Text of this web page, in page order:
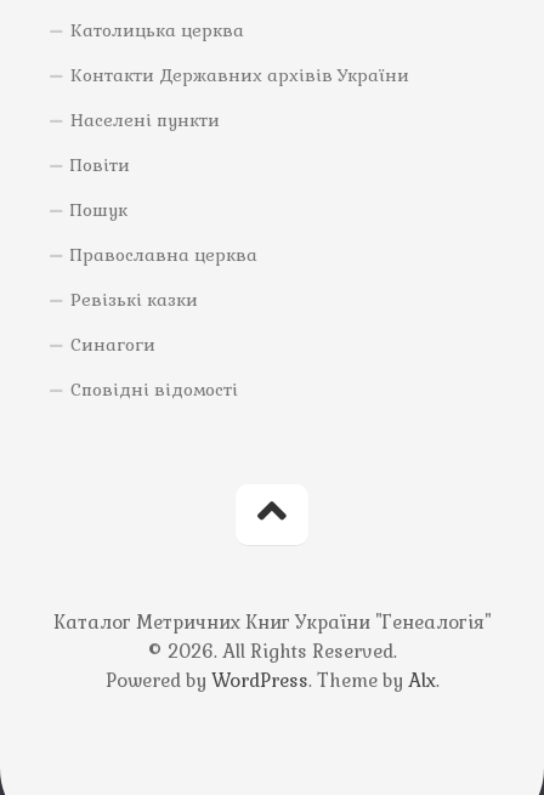
Католицька церква
Контакти Державних архівів України
Населені пункти
Повіти
Пошук
Православна церква
Ревізькі казки
Синагоги
Сповідні відомості
Каталог Метричних Книг України "Генеалогія"
© 2026. All Rights Reserved.
Powered by WordPress. Theme by Alx.